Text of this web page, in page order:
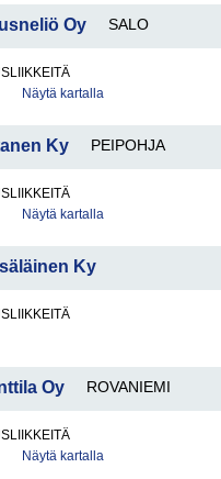
Oy SALO
Näytä kartalla
Ky PEIPOHJA
Näytä kartalla
Ky
Oy ROVANIEMI
Näytä kartalla